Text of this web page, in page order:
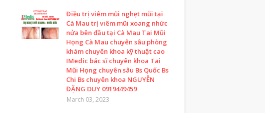
Điều trị viêm mũi nghẹt mũi tại
Cà Mau trị viêm mũi xoang nhức
nửa bên đầu tại Cà Mau Tai Mũi
Họng Cà Mau chuyên sâu phòng
khám chuyên khoa kỹ thuật cao
IMedic bác sĩ chuyên khoa Tai
Mũi Họng chuyên sâu Bs Quốc Bs
Chi Bs chuyên khoa NGUYỄN
ĐẶNG DUY 0919449459
March 03, 2023